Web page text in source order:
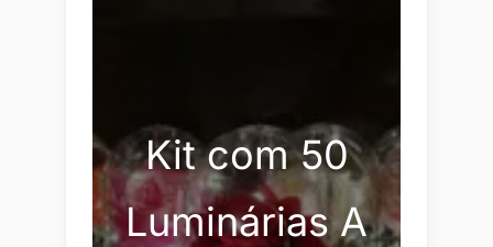
Kit com 50
Luminárias A